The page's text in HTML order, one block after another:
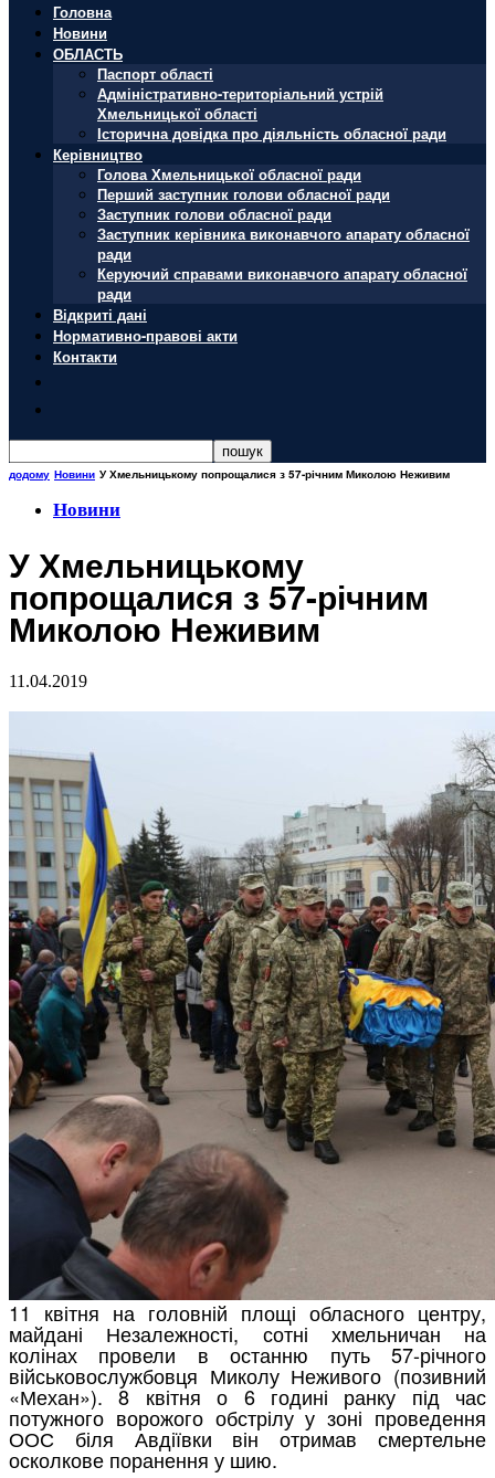
Головна
Новини
ОБЛАСТЬ
Паспорт області
Адміністративно-територіальний устрій
Хмельницької області
Історична довідка про діяльність обласної ради
Керівництво
Голова Хмельницької обласної ради
Перший заступник голови обласної ради
Заступник голови обласної ради
Заступник керівника виконавчого апарату обласної
ради
Керуючий справами виконавчого апарату обласної
ради
Відкриті дані
Нормативно-правові акти
Контакти
додому Новини У Хмельницькому попрощалися з 57-річним Миколою Неживим
Новини
У Хмельницькому
попрощалися з 57-річним
Миколою Неживим
11.04.2019
11 квітня на головній площі обласного центру,
майдані Незалежності, сотні хмельничан на
колінах провели в останню путь 57-річного
військовослужбовця Миколу Неживого (позивний
«Механ»). 8 квітня о 6 годині ранку під час
потужного ворожого обстрілу у зоні проведення
ООС біля Авдіївки він отримав смертельне
осколкове поранення у шию.